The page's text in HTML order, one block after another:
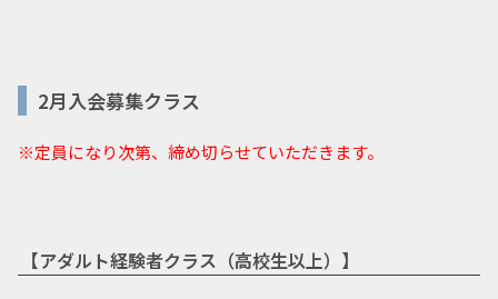
2月入会募集クラス
※定員になり次第、締め切らせていただきます。
【アダルト経験者クラス（高校生以上）】